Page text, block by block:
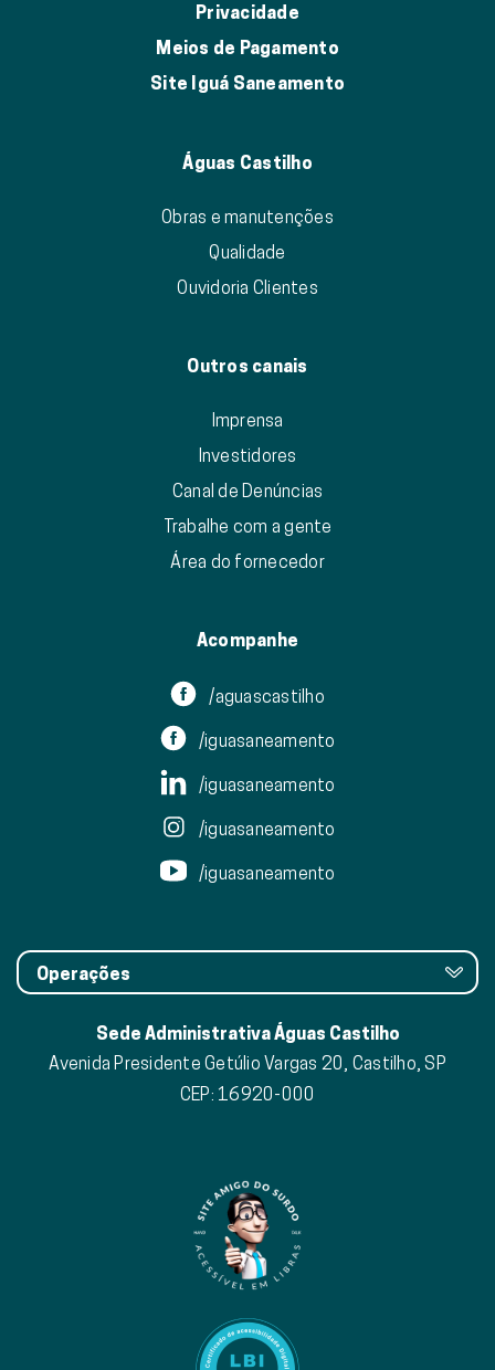
Privacidade
Meios de Pagamento
Site Iguá Saneamento
Águas Castilho
Obras e manutenções
Qualidade
Ouvidoria Clientes
Outros canais
Imprensa
Investidores
Canal de Denúncias
Trabalhe com a gente
Área do fornecedor
Acompanhe
/aguascastilho
/iguasaneamento
/iguasaneamento
/iguasaneamento
/iguasaneamento
Operações
Sede Administrativa Águas Castilho
Avenida Presidente Getúlio Vargas 20, Castilho, SP
CEP: 16920-000